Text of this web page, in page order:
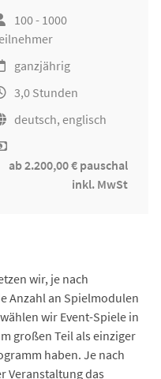
100 - 1000
ganzjährig
3,0 Stunden
deutsch, englisch
ab 2.200,00 € pauschal
inkl. MwSt
wir, je nach
Anzahl an Spielmodulen
wir Event-Spiele in
großen Teil als einziger
haben. Je nach
Veranstaltung das